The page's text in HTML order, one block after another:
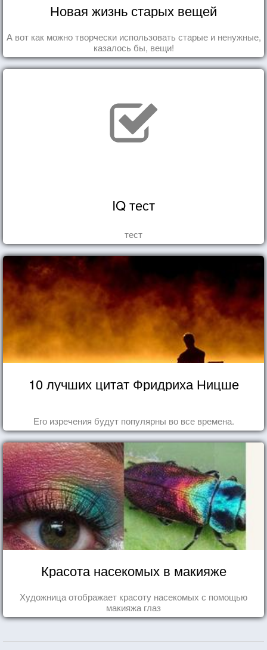
Новая жизнь старых вещей
А вот как можно творчески использовать старые и ненужные,
казалось бы, вещи!
IQ тест
тест
10 лучших цитат Фридриха Ницше
Его изречения будут популярны во все времена.
Красота насекомых в макияже
Художница отображает красоту насекомых с помощью
макияжа глаз